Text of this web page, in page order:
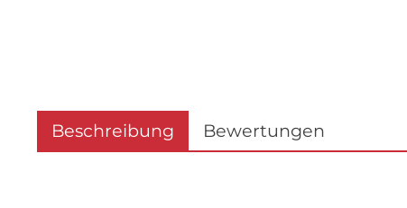
Beschreibung Bewertungen